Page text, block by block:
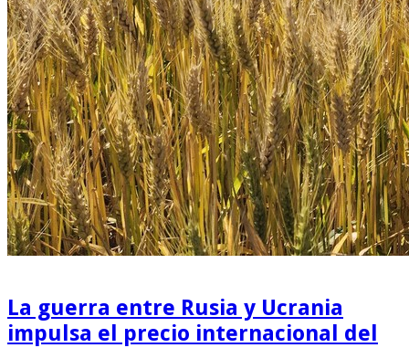
La guerra entre Rusia y Ucrania
impulsa el precio internacional del